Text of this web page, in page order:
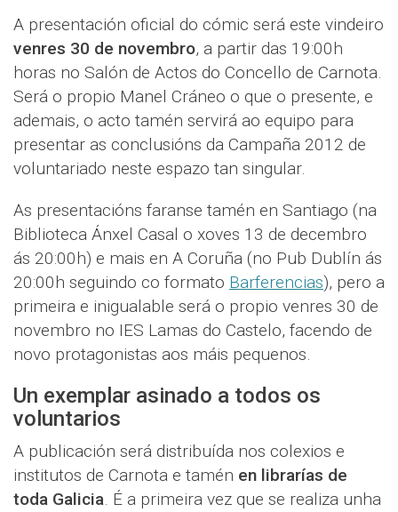
A presentación oficial do cómic será este vindeiro
venres 30 de novembro, a partir das 19:00h
horas no Salón de Actos do Concello de Carnota.
Será o propio Manel Cráneo o que o presente, e
ademais, o acto tamén servirá ao equipo para
presentar as conclusións da Campaña 2012 de
voluntariado neste espazo tan singular.
As presentacións faranse tamén en Santiago (na
Biblioteca Ánxel Casal o xoves 13 de decembro
ás 20:00h) e mais en A Coruña (no Pub Dublín ás
20:00h seguindo co formato Barferencias), pero a
primeira e inigualable será o propio venres 30 de
novembro no IES Lamas do Castelo, facendo de
novo protagonistas aos máis pequenos.
Un exemplar asinado a todos os
voluntarios
A publicación será distribuída nos colexios e
institutos de Carnota e tamén en librarías de
toda Galicia. É a primeira vez que se realiza unha